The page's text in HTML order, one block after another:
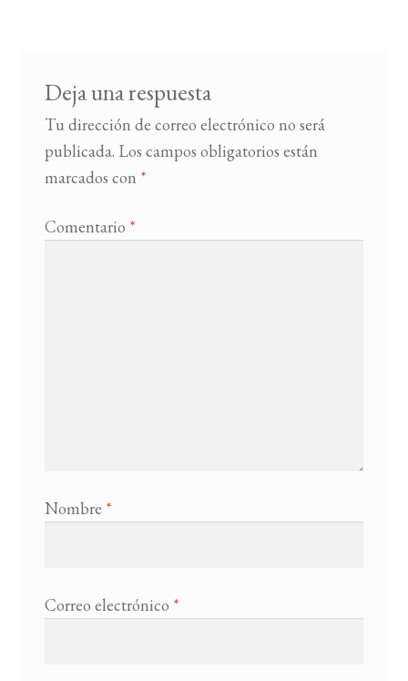
Deja una respuesta
Tu dirección de correo electrónico no será
publicada. Los campos obligatorios están
marcados con *
Comentario *
Nombre *
Correo electrónico *